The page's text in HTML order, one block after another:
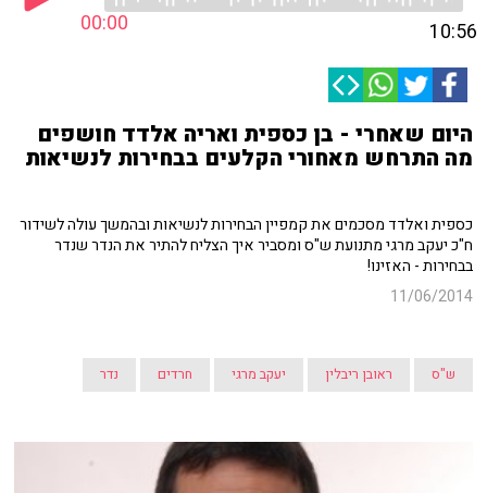
00:00 10:56
היום שאחרי - בן כספית ואריה אלדד חושפים
מה התרחש מאחורי הקלעים בבחירות לנשיאות
כספית ואלדד מסכמים את קמפיין הבחירות לנשיאות ובהמשך עולה לשידור
ח"כ יעקב מרגי מתנועת ש"ס ומסביר איך הצליח להתיר את הנדר שנדר
בבחירות - האזינו!
11/06/2014
ש"ס ראובן ריבלין יעקב מרגי חרדים נדר